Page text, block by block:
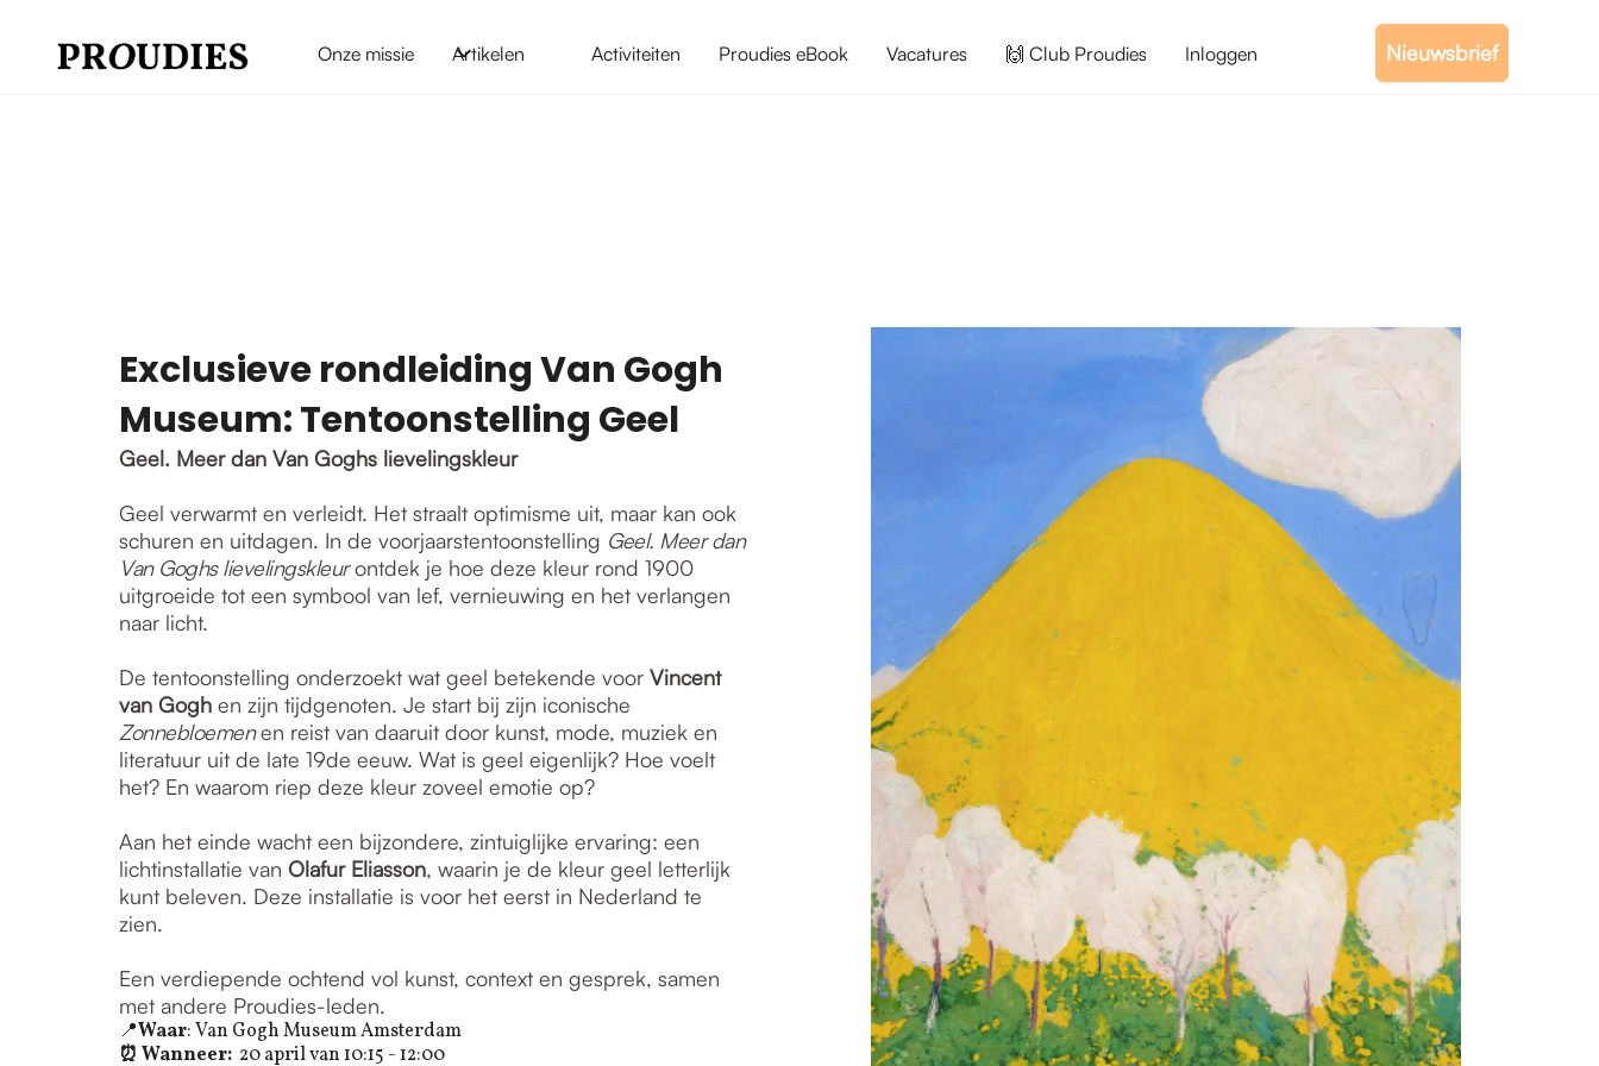
Onze missie Artikelen Activiteiten Proudies eBook Vacatures 🙌 Club Proudies Inloggen Nieuwsbrief
Exclusieve rondleiding Van Gogh
Museum: Tentoonstelling Geel
Geel. Meer dan Van Goghs lievelingskleur
Geel verwarmt en verleidt. Het straalt optimisme uit, maar kan ook
schuren en uitdagen. In de voorjaarstentoonstelling Geel. Meer dan
Van Goghs lievelingskleurontdek je hoe deze kleur rond 1900
uitgroeide tot een symbool van lef, vernieuwing en het verlangen
naar licht.
De tentoonstelling onderzoekt wat geel betekende voor Vincent
van Gogh en zijn tijdgenoten. Je start bij zijn iconische
Zonnebloemenen reist van daaruit door kunst, mode, muziek en
literatuur uit de late 19de eeuw. Wat is geel eigenlijk? Hoe voelt
het? En waarom riep deze kleur zoveel emotie op?
Aan het einde wacht een bijzondere, zintuiglijke ervaring: een
lichtinstallatie van Olafur Eliasson, waarin je de kleur geel letterlijk
kunt beleven. Deze installatie is voor het eerst in Nederland te
zien.
Een verdiepende ochtend vol kunst, context en gesprek, samen
met andere Proudies-leden.
📍Waar: Van Gogh Museum Amsterdam
⏰ Wanneer: 20 april van 10:15 - 12:00